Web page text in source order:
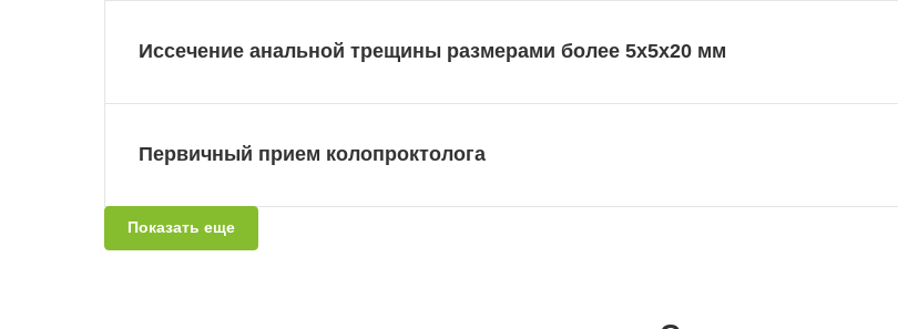
Иссечение анальной трещины размерами более 5х5х20 мм
Первичный прием колопроктолога
Показать еще